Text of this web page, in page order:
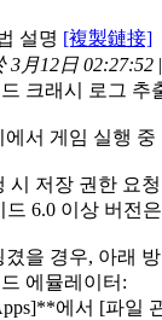
설명 [複製鏈接]
3月12日 02:27:52 |
크래시 로그 추
에서 게임 실행
시 저장 권한 요
드 6.0 이상 버전
겼을 경우, 아래
에뮬레이터:
에서 [파일